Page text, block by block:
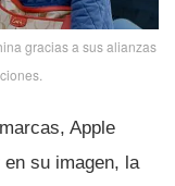
gracias a sus alianzas
Apple
su imagen, la